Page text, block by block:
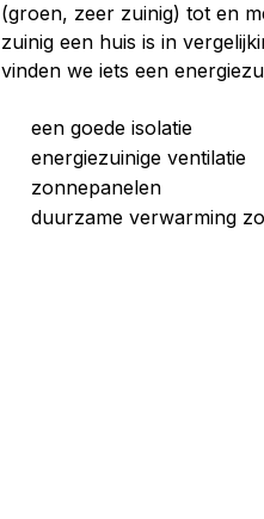
(groen, zeer zuinig) tot en
zuinig een huis is in
vinden we iets een
een goede isolatie
energiezuinige ventilatie
zonnepanelen
duurzame verwarming